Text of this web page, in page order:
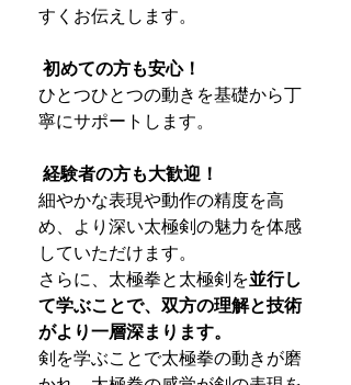
すくお伝えします。
初めての方も安心！
ひとつひとつの動きを基礎から丁
寧にサポートします。
経験者の方も大歓迎！
細やかな表現や動作の精度を高
め、より深い太極剣の魅力を体感
していただけます。
さらに、太極拳と太極剣を並行し
て学ぶことで、双方の理解と技術
がより一層深まります。
剣を学ぶことで太極拳の動きが磨